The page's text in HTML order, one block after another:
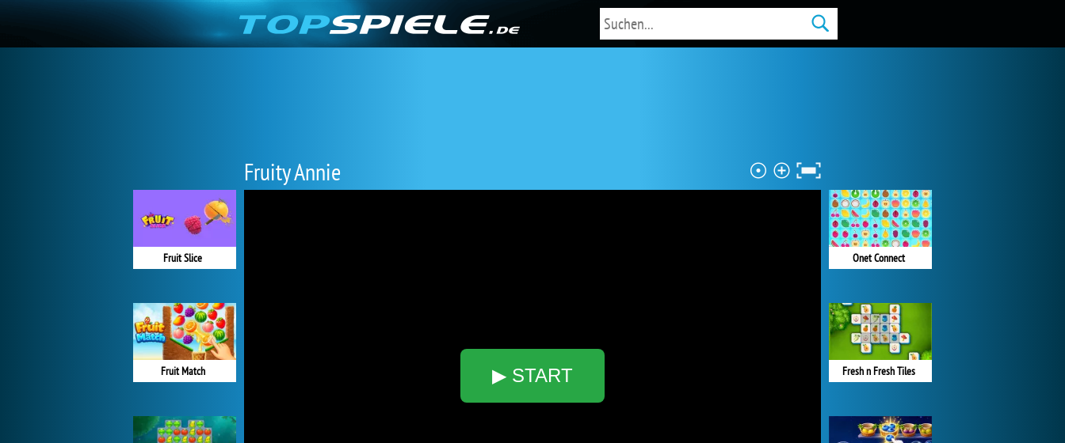
Fruity Annie
▶ START
Fruit Slice
Fruit Match
Onet Connect
Fresh n Fresh Tiles